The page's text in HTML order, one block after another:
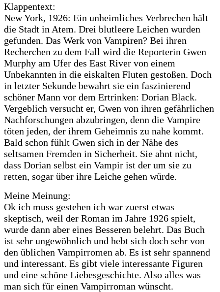
Klappentext:
New York, 1926: Ein unheimliches Verbrechen hält
die Stadt in Atem. Drei blutleere Leichen wurden
gefunden. Das Werk von Vampiren? Bei ihren
Recherchen zu dem Fall wird die Reporterin Gwen
Murphy am Ufer des East River von einem
Unbekannten in die eiskalten Fluten gestoßen. Doch
in letzter Sekunde bewahrt sie ein faszinierend
schöner Mann vor dem Ertrinken: Dorian Black.
Vergeblich versucht er, Gwen von ihren gefährlichen
Nachforschungen abzubringen, denn die Vampire
töten jeden, der ihrem Geheimnis zu nahe kommt.
Bald schon fühlt Gwen sich in der Nähe des
seltsamen Fremden in Sicherheit. Sie ahnt nicht,
dass Dorian selbst ein Vampir ist der um sie zu
retten, sogar über ihre Leiche gehen würde.
Meine Meinung:
Ok ich muss gestehen ich war zuerst etwas
skeptisch, weil der Roman im Jahre 1926 spielt,
wurde dann aber eines Besseren belehrt. Das Buch
ist sehr ungewöhnlich und hebt sich doch sehr von
den üblichen Vampirromen ab. Es ist sehr spannend
und interessant. Es gibt viele interessante Figuren
und eine schöne Liebesgeschichte. Also alles was
man sich für einen Vampirroman wünscht.